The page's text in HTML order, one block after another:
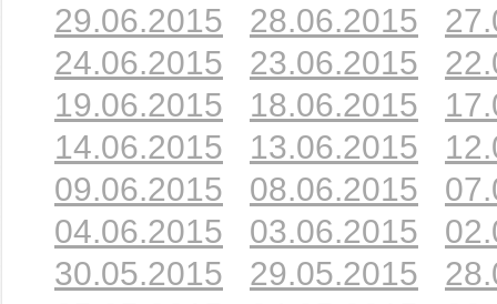
29.06.2015
28.06.2015
24.06.2015
23.06.2015
19.06.2015
18.06.2015
14.06.2015
13.06.2015
09.06.2015
08.06.2015
04.06.2015
03.06.2015
30.05.2015
29.05.2015